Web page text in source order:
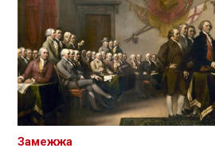
Замежжа